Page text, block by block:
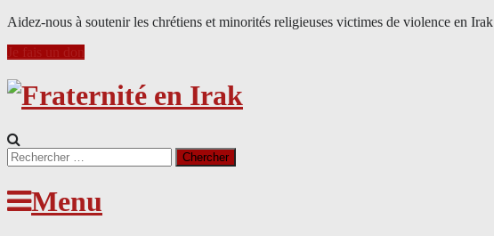
Aidez-nous à soutenir les chrétiens et minorités religieuses victimes de violence en Irak
Je fais un don
Search
for:
Menu